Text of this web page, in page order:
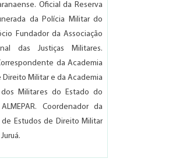
Oficial da Reserva
da Polícia Militar do
Fundador da Associação
das Justiças Militares.
da Academia
Direito Militar e da Academia
Militares do Estado do
Coordenador da
Estudos de Direito Militar